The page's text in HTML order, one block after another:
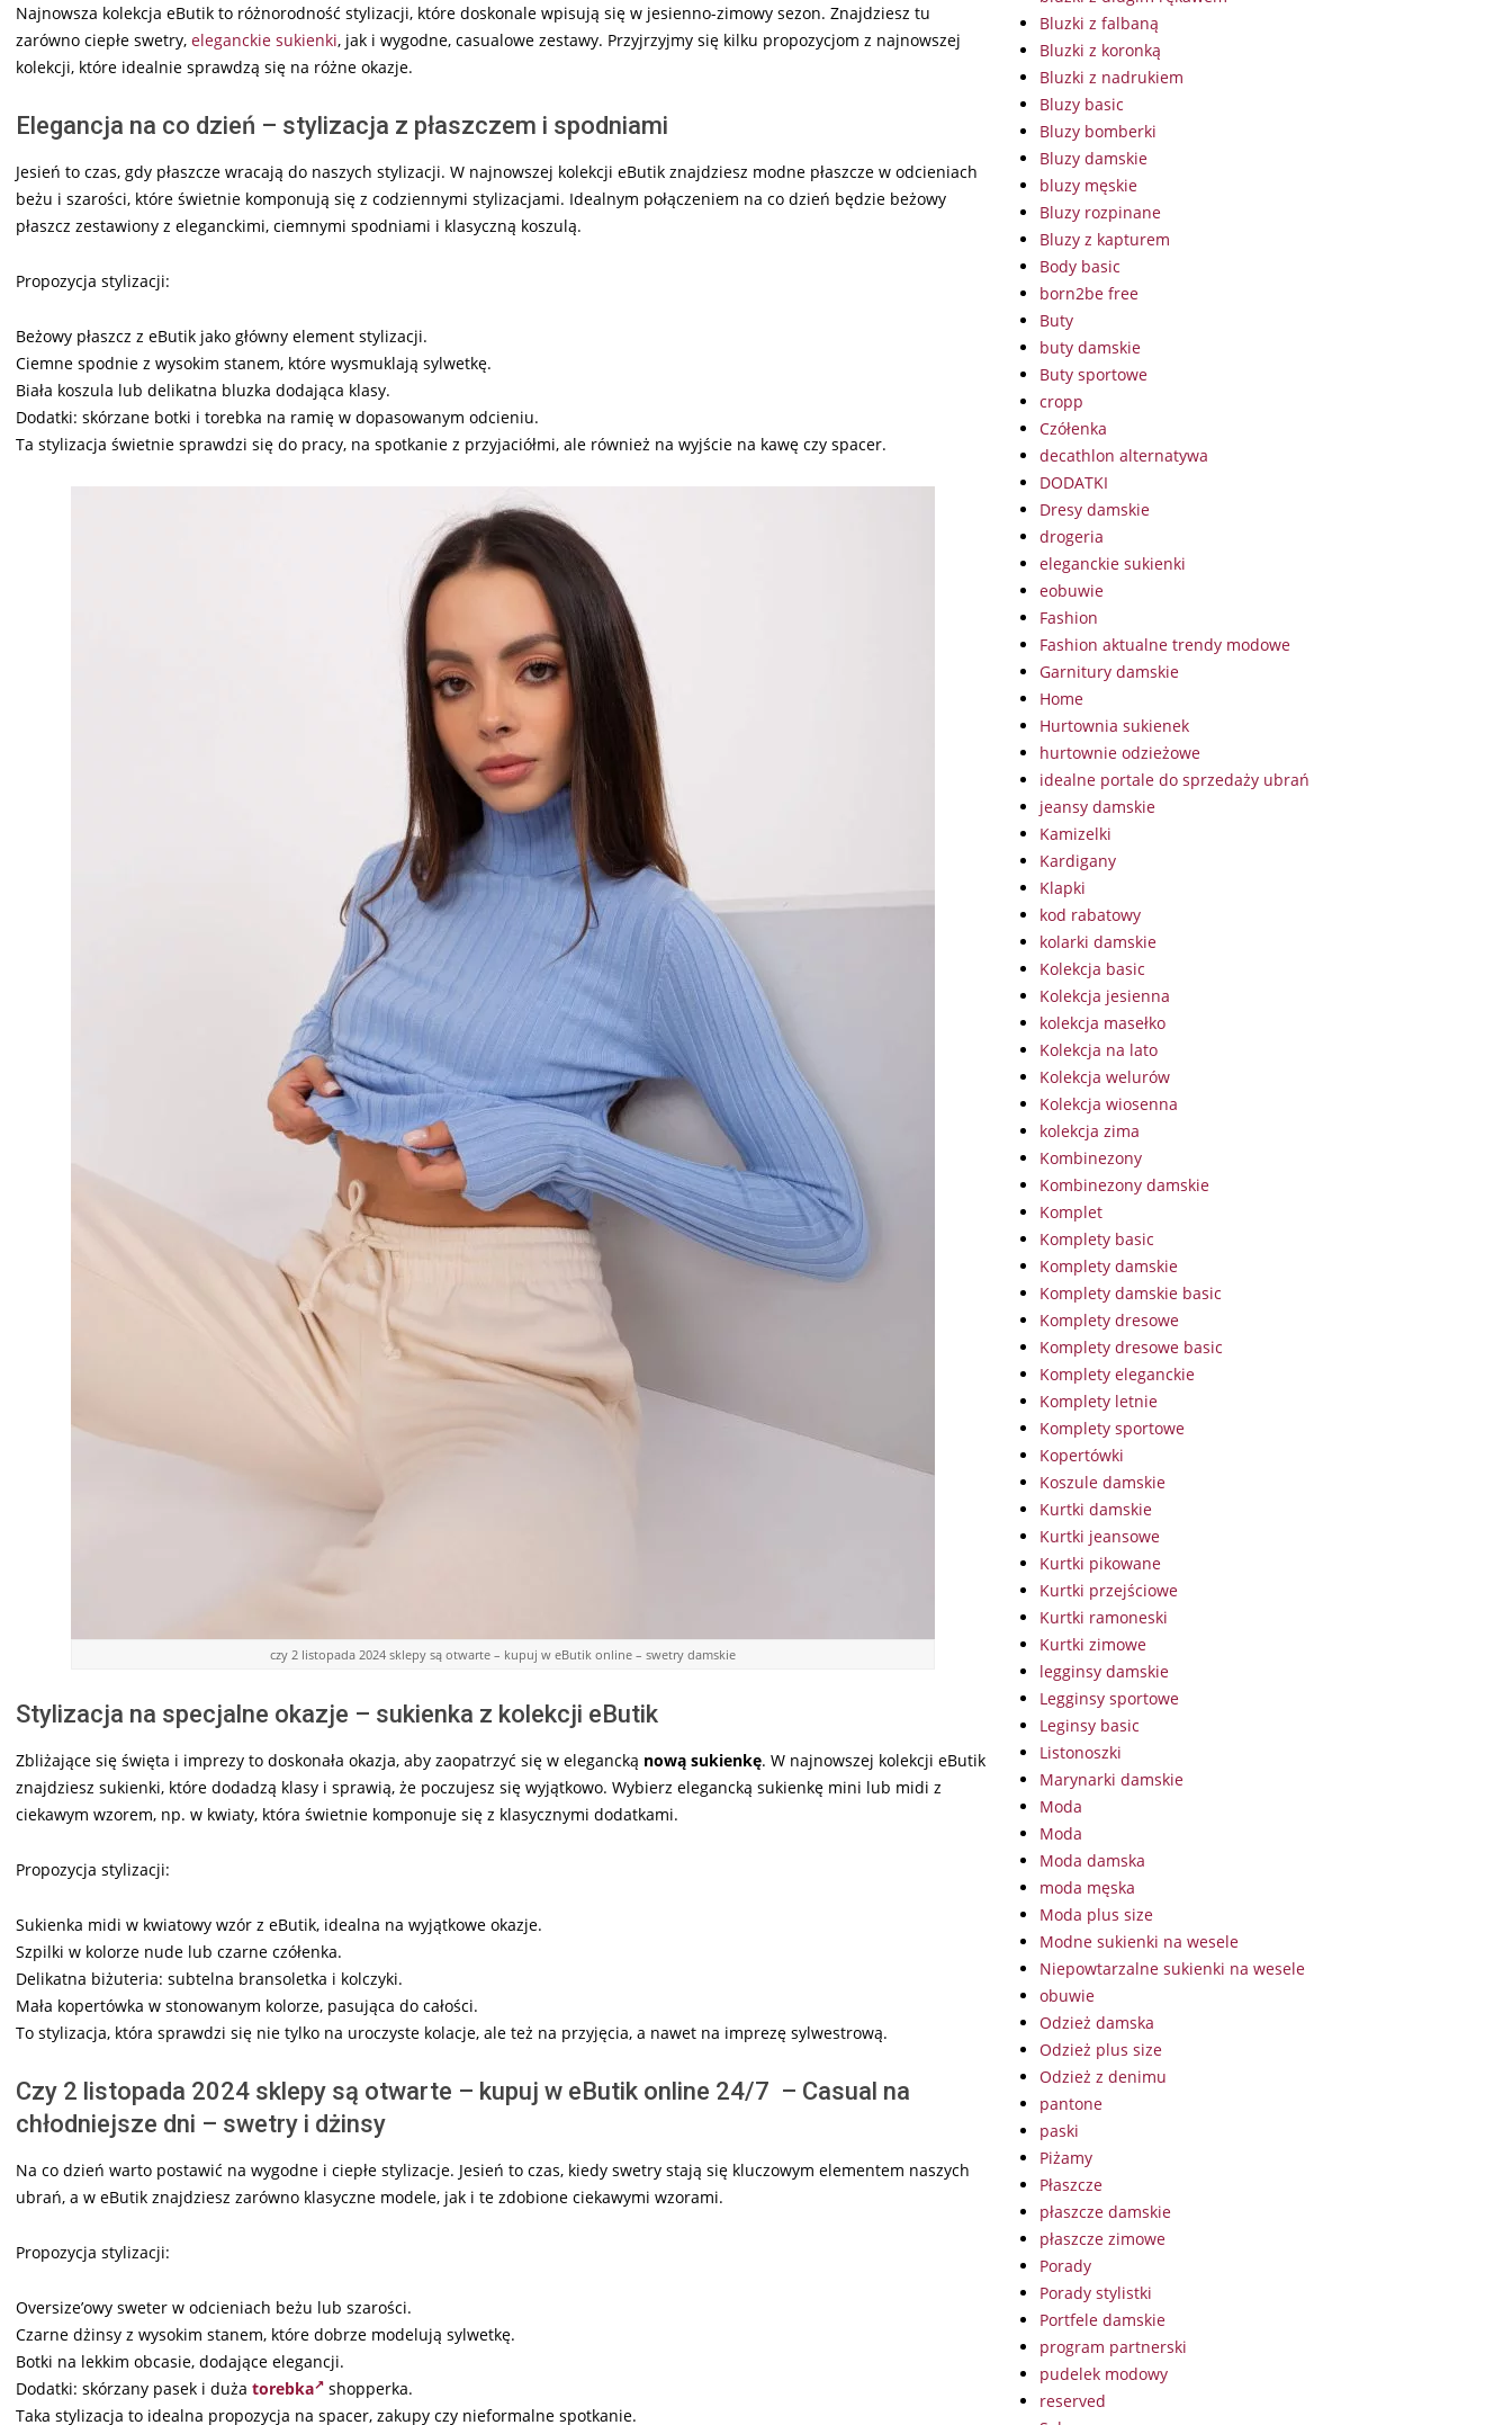
Najnowsza kolekcja eButik to różnorodność stylizacji, które doskonale wpisują się w jesienno-zimowy sezon. Znajdziesz tu
zarówno ciepłe swetry, eleganckie sukienki, jak i wygodne, casualowe zestawy. Przyjrzyjmy się kilku propozycjom z najnowszej
kolekcji, które idealnie sprawdzą się na różne okazje.
Elegancja na co dzień – stylizacja z płaszczem i spodniami
Jesień to czas, gdy płaszcze wracają do naszych stylizacji. W najnowszej kolekcji eButik znajdziesz modne płaszcze w odcieniach
beżu i szarości, które świetnie komponują się z codziennymi stylizacjami. Idealnym połączeniem na co dzień będzie beżowy
płaszcz zestawiony z eleganckimi, ciemnymi spodniami i klasyczną koszulą.
Propozycja stylizacji:
Beżowy płaszcz z eButik jako główny element stylizacji.
Ciemne spodnie z wysokim stanem, które wysmuklają sylwetkę.
Biała koszula lub delikatna bluzka dodająca klasy.
Dodatki: skórzane botki i torebka na ramię w dopasowanym odcieniu.
Ta stylizacja świetnie sprawdzi się do pracy, na spotkanie z przyjaciółmi, ale również na wyjście na kawę czy spacer.
czy 2 listopada 2024 sklepy są otwarte – kupuj w eButik online – swetry damskie
Stylizacja na specjalne okazje – sukienka z kolekcji eButik
Zbliżające się święta i imprezy to doskonała okazja, aby zaopatrzyć się w elegancką nową sukienkę. W najnowszej kolekcji eButik
znajdziesz sukienki, które dodadzą klasy i sprawią, że poczujesz się wyjątkowo. Wybierz elegancką sukienkę mini lub midi z
ciekawym wzorem, np. w kwiaty, która świetnie komponuje się z klasycznymi dodatkami.
Propozycja stylizacji:
Sukienka midi w kwiatowy wzór z eButik, idealna na wyjątkowe okazje.
Szpilki w kolorze nude lub czarne czółenka.
Delikatna biżuteria: subtelna bransoletka i kolczyki.
Mała kopertówka w stonowanym kolorze, pasująca do całości.
To stylizacja, która sprawdzi się nie tylko na uroczyste kolacje, ale też na przyjęcia, a nawet na imprezę sylwestrową.
Czy 2 listopada 2024 sklepy są otwarte – kupuj w eButik online 24/7 – Casual na
chłodniejsze dni – swetry i dżinsy
Na co dzień warto postawić na wygodne i ciepłe stylizacje. Jesień to czas, kiedy swetry stają się kluczowym elementem naszych
ubrań, a w eButik znajdziesz zarówno klasyczne modele, jak i te zdobione ciekawymi wzorami.
Propozycja stylizacji:
Oversize’owy sweter w odcieniach beżu lub szarości.
Czarne dżinsy z wysokim stanem, które dobrze modelują sylwetkę.
Botki na lekkim obcasie, dodające elegancji.
Dodatki: skórzany pasek i duża torebka
shopperka.
Taka stylizacja to idealna propozycja na spacer, zakupy czy nieformalne spotkanie.
Bluzki z falbaną
Bluzki z koronką
Bluzki z nadrukiem
Bluzy basic
Bluzy bomberki
Bluzy damskie
bluzy męskie
Bluzy rozpinane
Bluzy z kapturem
Body basic
born2be free
Buty
buty damskie
Buty sportowe
cropp
Czółenka
decathlon alternatywa
DODATKI
Dresy damskie
drogeria
eleganckie sukienki
eobuwie
Fashion
Fashion aktualne trendy modowe
Garnitury damskie
Home
Hurtownia sukienek
hurtownie odzieżowe
idealne portale do sprzedaży ubrań
jeansy damskie
Kamizelki
Kardigany
Klapki
kod rabatowy
kolarki damskie
Kolekcja basic
Kolekcja jesienna
kolekcja masełko
Kolekcja na lato
Kolekcja welurów
Kolekcja wiosenna
kolekcja zima
Kombinezony
Kombinezony damskie
Komplet
Komplety basic
Komplety damskie
Komplety damskie basic
Komplety dresowe
Komplety dresowe basic
Komplety eleganckie
Komplety letnie
Komplety sportowe
Kopertówki
Koszule damskie
Kurtki damskie
Kurtki jeansowe
Kurtki pikowane
Kurtki przejściowe
Kurtki ramoneski
Kurtki zimowe
legginsy damskie
Legginsy sportowe
Leginsy basic
Listonoszki
Marynarki damskie
Moda
Moda
Moda damska
moda męska
Moda plus size
Modne sukienki na wesele
Niepowtarzalne sukienki na wesele
obuwie
Odzież damska
Odzież plus size
Odzież z denimu
pantone
paski
Piżamy
Płaszcze
płaszcze damskie
płaszcze zimowe
Porady
Porady stylistki
Portfele damskie
program partnerski
pudelek modowy
reserved